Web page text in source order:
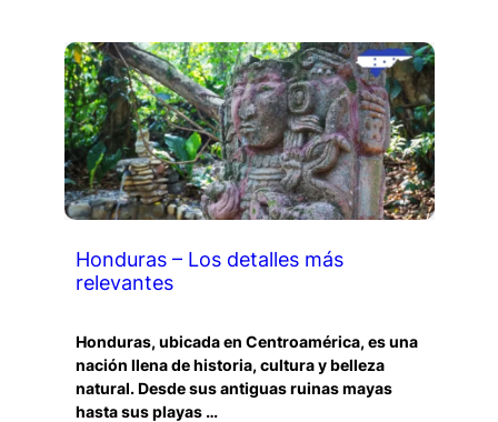
Honduras – Los detalles más
relevantes
Honduras, ubicada en Centroamérica, es una
nación llena de historia, cultura y belleza
natural. Desde sus antiguas ruinas mayas
hasta sus playas …